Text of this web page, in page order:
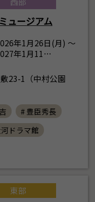
ュージアム
年1月26日(月) ～
年1月11…
23-1（中村公園
# 豊臣秀長
ドラマ館
東部